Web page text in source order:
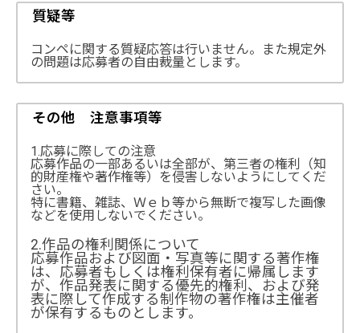
質疑等
コンペに関する質疑応答は行いません。また規定外
の問題は応募者の自由裁量とします。
その他 注意事項等
1.応募に際しての注意
応募作品の一部あるいは全部が、第三者の権利（知
的財産権や著作権等）を侵害しないようにしてくだ
さい。
特に書籍、雑誌、Ｗｅｂ等から無断で複写した画像
などを使用しないでください。
2.作品の権利関係について
応募作品および図面・写真等に関する著作権
は、応募者もしくは権利保有者に帰属します
が、作品発表に関する優先的権利、および発
表に際して作成する制作物の著作権は主催者
が保有するものとします。